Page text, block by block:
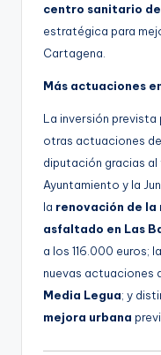
centro sanitario
estratégica para
Cartagena.
Más actuaciones
La inversión prevista
otras actuaciones
diputación gracias
Ayuntamiento y la
la renovación de
asfaltado en Las
a los 116.000 euros;
nuevas actuaciones
Media Legua; y
mejora urbana